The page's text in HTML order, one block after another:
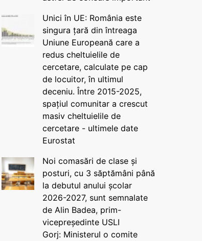
Unici în UE: România este
singura țară din întreaga
Uniune Europeană care a
redus cheltuielile de
cercetare, calculate pe cap
de locuitor, în ultimul
deceniu. Între 2015-2025,
spațiul comunitar a crescut
masiv cheltuielile de
cercetare - ultimele date
Eurostat
Noi comasări de clase și
posturi, cu 3 săptămâni până
la debutul anului școlar
2026-2027, sunt semnalate
de Alin Badea, prim-
vicepreședinte USLI
Gorj: Ministerul o comite